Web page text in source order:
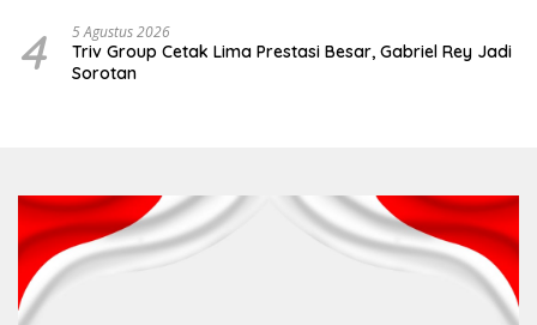
4 5 Agustus 2026
Triv Group Cetak Lima Prestasi Besar, Gabriel Rey Jadi
Sorotan